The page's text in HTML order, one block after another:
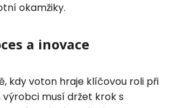
okamžiky.
a inovace
kdy voton hraje klíčovou roli při
musí držet krok s